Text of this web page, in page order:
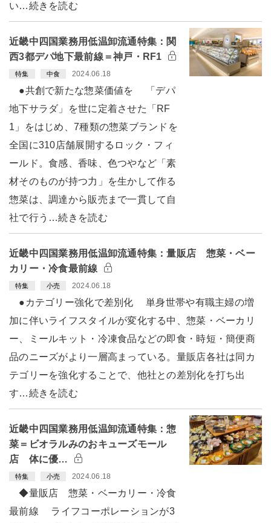
い…続きを読む
近畿中四国業務用低温卸流通特集：関
西3都デパ地下最前線＝神戸・RF1
特集 中食 2024.06.18
●共創で新たな惣菜価値を 「デパ
地下サラダ」を世に定着させた「RF
1」をはじめ、7種類の惣菜ブランドを
全国に310店舗展開するロック・フィ
ールド。食感、香味、色つやなど「素
材そのものが持つ力」を生かして作る
惣菜は、調達から販売まで一貫して自
社で行う…続きを読む
近畿中四国業務用低温卸流通特集：量販店 惣菜・ベー
カリー・冷食最前線
特集 小売 2024.06.18
●カテゴリー強化で差別化 単身世帯や有職主婦の増
加に伴いライフスタイルが変化する中、惣菜・ベーカリ
ー、ミールキット・冷凍食品などの即食・時短・簡便商
品のニーズがより一層高まっている。量販店各社は同カ
テゴリーを強化することで、他社との差別化を打ち出
す…続きを読む
近畿中四国業務用低温卸流通特集：惣
菜＝ビオラルみのおキューズモール
店 体に優…
特集 小売 2024.06.18
◆量販店 惣菜・ベーカリー・冷食
最前線 ライフコーポレーションが3